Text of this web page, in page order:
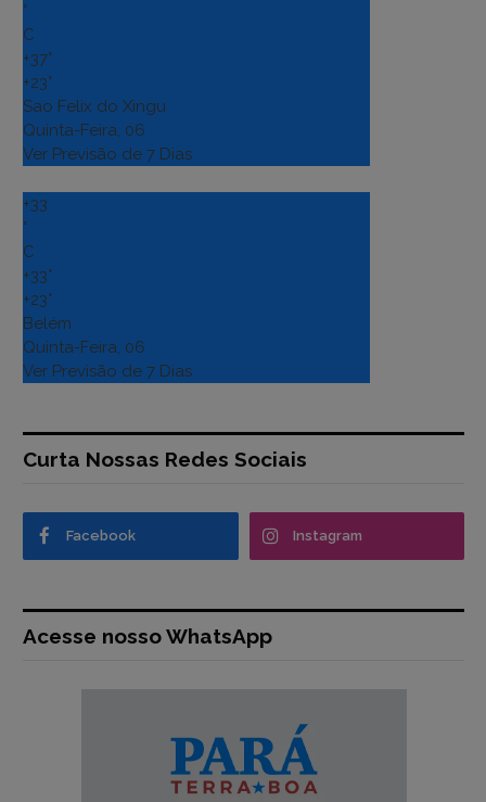
°
C
+37°
+23°
Sao Felix do Xingu
Quinta-Feira, 06
Ver Previsão de 7 Dias
+33
°
C
+33°
+23°
Belém
Quinta-Feira, 06
Ver Previsão de 7 Dias
Curta Nossas Redes Sociais
Facebook Instagram
Acesse nosso WhatsApp